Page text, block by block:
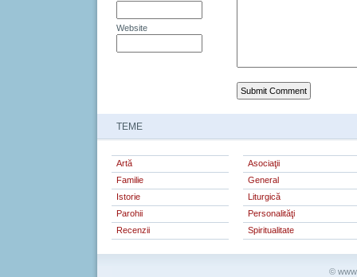
Website
TEME
Artă
Asociaţii
Familie
General
Istorie
Liturgică
Parohii
Personalităţi
Recenzii
Spiritualitate
©